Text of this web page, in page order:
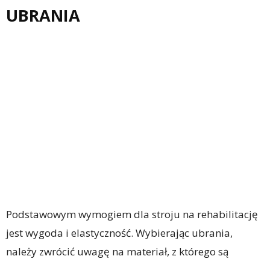
UBRANIA
Podstawowym wymogiem dla stroju na rehabilitację
jest wygoda i elastyczność. Wybierając ubrania,
należy zwrócić uwagę na materiał, z którego są